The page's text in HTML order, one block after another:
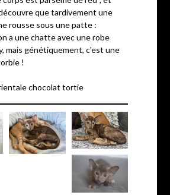
que tardivement une
rousse sous une patte :
a une chatte avec une robe
mais génétiquement, c'est une
!
chocolat tortie